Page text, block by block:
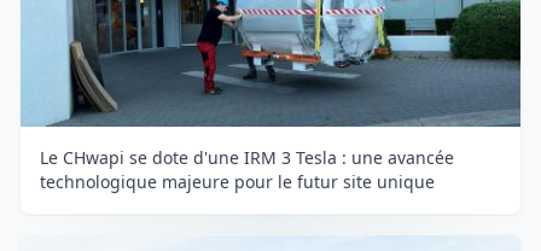
Le CHwapi se dote d'une IRM 3 Tesla : une avancée
technologique majeure pour le futur site unique